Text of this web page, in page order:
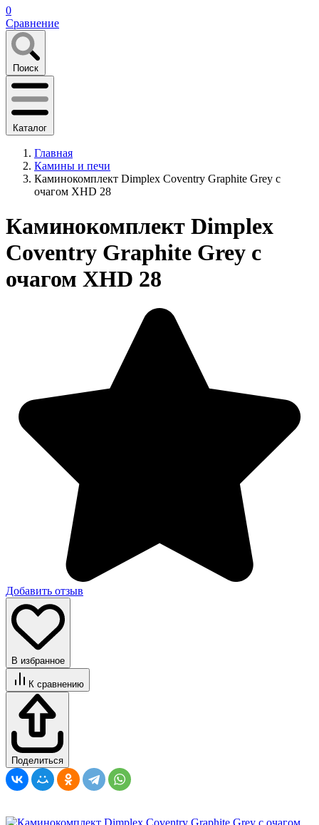
0
Сравнение
Поиск
Каталог
Главная
Камины и печи
Каминокомплект Dimplex Coventry Graphite Grey с
очагом XHD 28
Каминокомплект Dimplex
Coventry Graphite Grey с
очагом XHD 28
Добавить отзыв
В избранное
К сравнению
Поделиться